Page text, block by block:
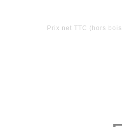
Prix net TTC (hors